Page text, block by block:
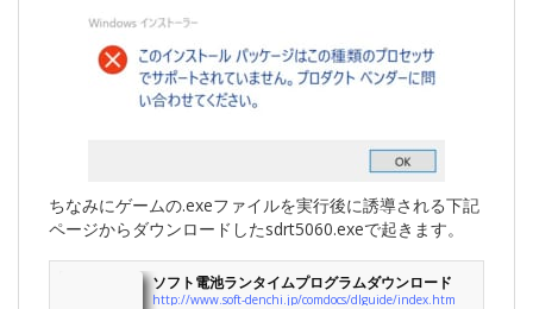
ちなみにゲームの.exeファイルを実行後に誘導される下記
ページからダウンロードしたsdrt5060.exeで起きます。
ソフト電池ランタイムプログラムダウンロード
http://www.soft-denchi.jp/comdocs/dlguide/index.htm